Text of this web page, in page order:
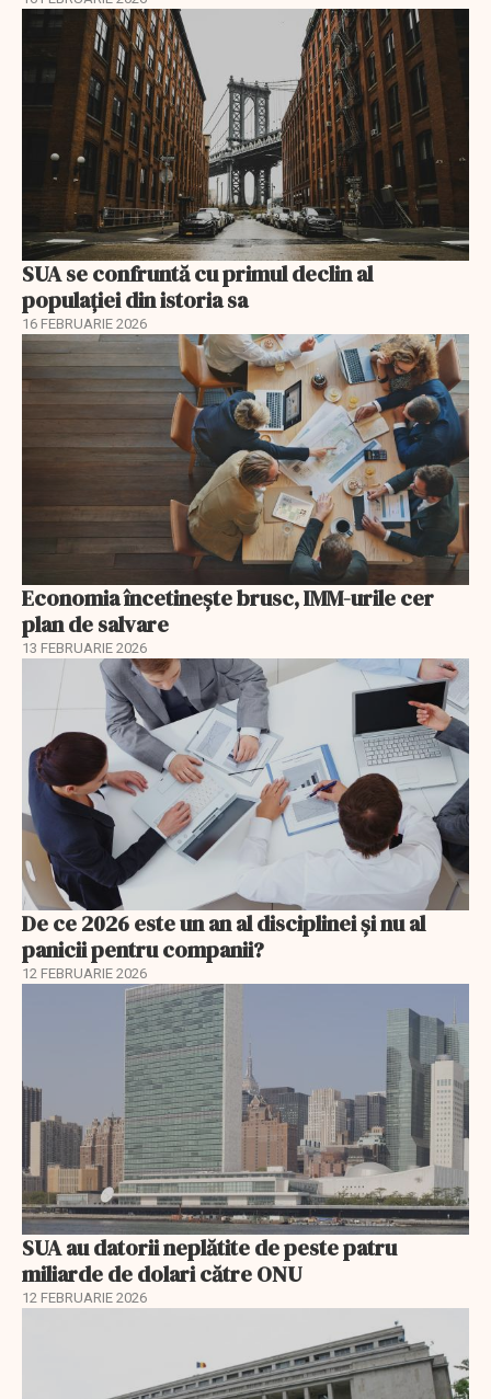
SUA se confruntă cu primul declin al
populației din istoria sa
16 FEBRUARIE 2026
Economia încetinește brusc, IMM-urile cer
plan de salvare
13 FEBRUARIE 2026
De ce 2026 este un an al disciplinei și nu al
panicii pentru companii?
12 FEBRUARIE 2026
SUA au datorii neplătite de peste patru
miliarde de dolari către ONU
12 FEBRUARIE 2026